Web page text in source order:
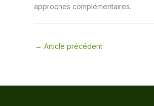
approches complémentaires.
← Article précédent